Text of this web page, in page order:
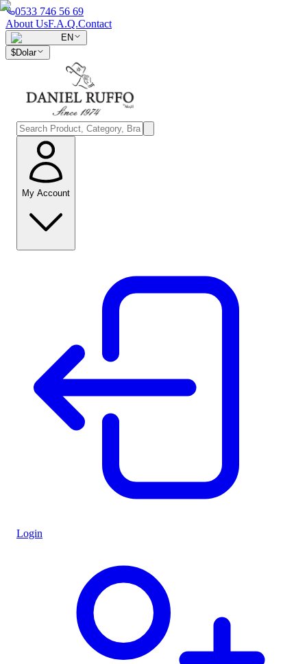
0533 746 56 69
About UsF.A.Q.Contact
EN
$Dolar
My Account
Login